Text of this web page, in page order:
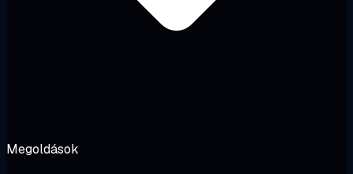
Megoldások